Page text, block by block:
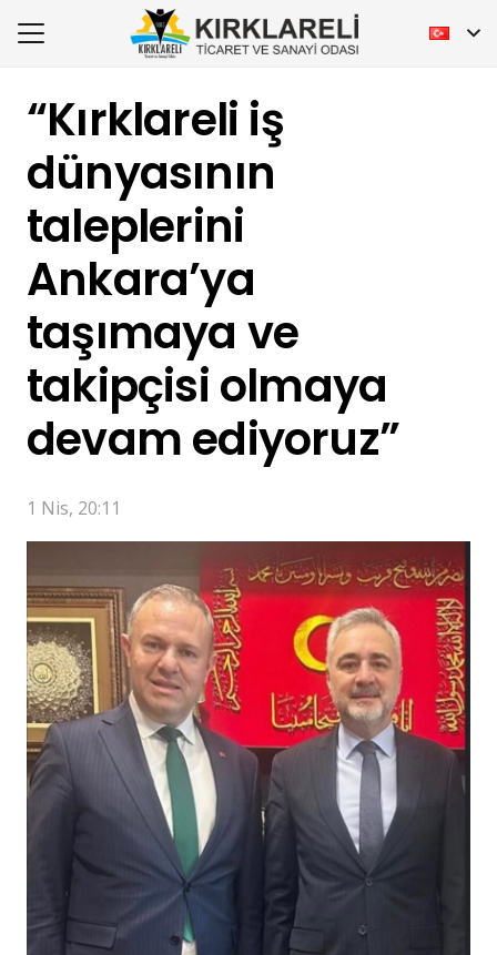
“Kırklareli iş
dünyasının
taleplerini
Ankara’ya
taşımaya ve
takipçisi olmaya
devam ediyoruz”
1 Nis, 20:11